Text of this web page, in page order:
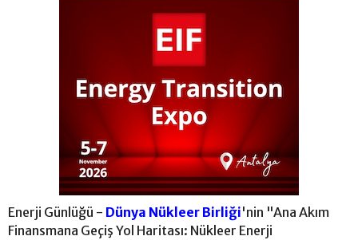
Enerji Günlüğü - Dünya Nükleer Birliği'nin "Ana Akım
Finansmana Geçiş Yol Haritası: Nükleer Enerji